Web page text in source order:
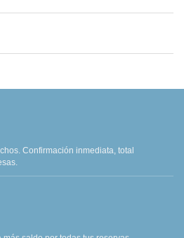
Confirmación inmediata, total